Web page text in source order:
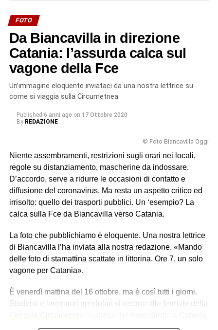
specifica il vulcanologo dell’Ingv di Catania, Boris
Behncke – che sono praticamente sempre in attività, e nel
loro repertorio ci sono anche frequenti trabocchi di lava
(l’ultimo trabocco lavico dello Stromboli risale alla
primavera del 2020)».
© RIPRODUZIONE RISERVATA
FOTO
Da Biancavilla in direzione
Catania: l’assurda calca sul
vagone della Fce
Un’immagine eloquente inviataci da una nostra lettrice su
come si viaggia sulla Circumetnea
Published 6 anni ago on 17 Ottobre 2020
By REDAZIONE
© Foto Biancavilla Oggi
Niente assembramenti, restrizioni sugli orari nei locali,
regole su distanziamento, mascherine da indossare.
D’accordo, serve a ridurre le occasioni di contatto e
diffusione del coronavirus. Ma resta un aspetto critico ed
irrisolto: quello dei trasporti pubblici. Un ‘esempio? La
calca sulla Fce da Biancavilla verso Catania.
La foto che pubblichiamo è eloquente. Una nostra lettrice
di Biancavilla l’ha inviata alla nostra redazione. «Mando
delle foto di stamattina scattate in littorina. Ore 7, un solo
vagone per Catania».
È venerdì mattina del 16 ottobre, ma è così tutti i giorni.
Studenti e lavoratori pendolari si recano alle fermate della
passando per i vari paesi. Ognuno è diretto a scuola o in